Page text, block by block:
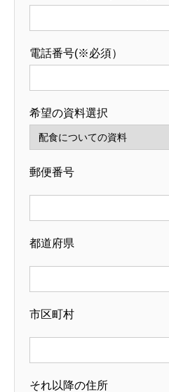
電話番号(※必須）
希望の資料選択
郵便番号
都道府県
市区町村
それ以降の住所